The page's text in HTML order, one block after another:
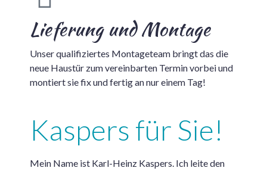
Lieferung und Montage
Unser qualifiziertes Montageteam bringt das die
neue Haustür zum vereinbarten Termin vorbei und
montiert sie fix und fertig an nur einem Tag!
Kaspers für Sie!
Mein Name ist Karl-Heinz Kaspers. Ich leite den